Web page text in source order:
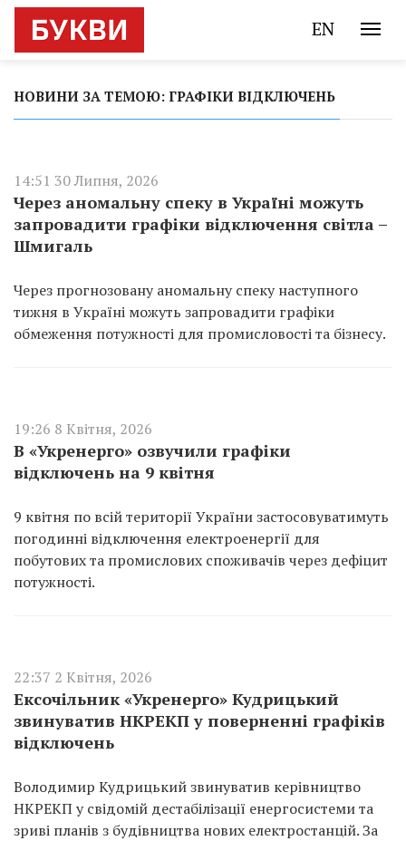
EN
НОВИНИ ЗА ТЕМОЮ: ГРАФІКИ ВІДКЛЮЧЕНЬ
14:51 30 Липня, 2026
Через аномальну спеку в Україні можуть
запровадити графіки відключення світла –
Шмигаль
Через прогнозовану аномальну спеку наступного
тижня в Україні можуть запровадити графіки
обмеження потужності для промисловості та бізнесу.
19:26 8 Квітня, 2026
В «Укренерго» озвучили графіки
відключень на 9 квітня
9 квітня по всій території України застосовуватимуть
погодинні відключення електроенергії для
побутових та промислових споживачів через дефіцит
потужності.
22:37 2 Квітня, 2026
Ексочільник «Укренерго» Кудрицький
звинуватив НКРЕКП у поверненні графіків
відключень
Володимир Кудрицький звинуватив керівництво
НКРЕКП у свідомій дестабілізації енергосистеми та
зриві планів з будівництва нових електростанцій. За